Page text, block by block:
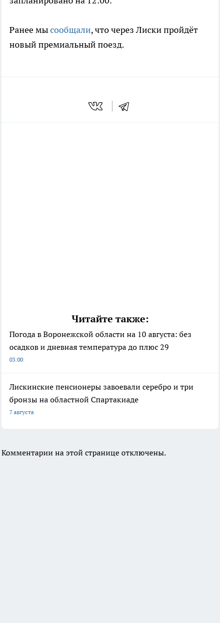
Ранее мысообщали, что через Лиски пройдёт
новый премиальный поезд.
Читайте также:
Погода в Воронежской области на 10 августа: без
осадков и дневная температура до плюс 29
03:00
Лискинские пенсионеры завоевали серебро и три
бронзы на областной Спартакиаде
7 августа
Комментарии на этой странице отключены.